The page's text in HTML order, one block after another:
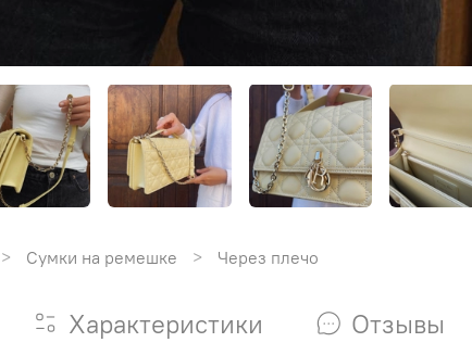
Сумки на ремешке Через плечо
Характеристики Отзывы